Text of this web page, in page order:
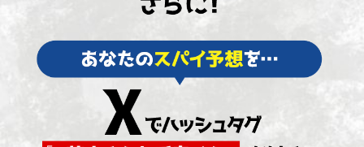
ルアドレスに当選のご連絡をさせていただきます。
当選の権利は当選者ご本人のみに帰属します。当選の権
利やプレゼントの譲渡は禁止いたします。フィーチャー
フォン（ガラケー）ではご応募いただけません。一部の
スマートフォン・PCではご応募いただけない場合がござ